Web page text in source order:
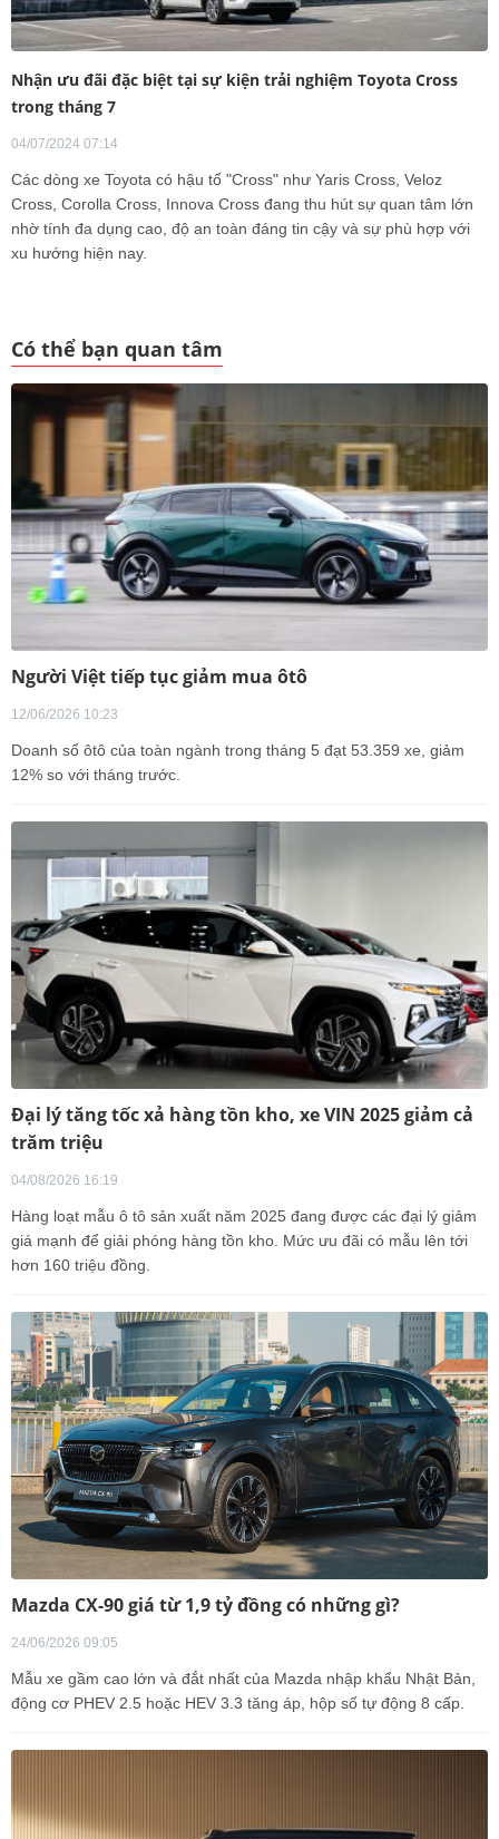
Nhận ưu đãi đặc biệt tại sự kiện trải nghiệm Toyota Cross
trong tháng 7
04/07/2024 07:14
Các dòng xe Toyota có hậu tố "Cross" như Yaris Cross, Veloz
Cross, Corolla Cross, Innova Cross đang thu hút sự quan tâm lớn
nhờ tính đa dụng cao, độ an toàn đáng tin cậy và sự phù hợp với
xu hướng hiện nay.
Có thể bạn quan tâm
Người Việt tiếp tục giảm mua ôtô
12/06/2026 10:23
Doanh số ôtô của toàn ngành trong tháng 5 đạt 53.359 xe, giảm
12% so với tháng trước.
Đại lý tăng tốc xả hàng tồn kho, xe VIN 2025 giảm cả
trăm triệu
04/08/2026 16:19
Hàng loạt mẫu ô tô sản xuất năm 2025 đang được các đại lý giảm
giá mạnh để giải phóng hàng tồn kho. Mức ưu đãi có mẫu lên tới
hơn 160 triệu đồng.
Mazda CX-90 giá từ 1,9 tỷ đồng có những gì?
24/06/2026 09:05
Mẫu xe gầm cao lớn và đắt nhất của Mazda nhập khẩu Nhật Bản,
động cơ PHEV 2.5 hoặc HEV 3.3 tăng áp, hộp số tự động 8 cấp.